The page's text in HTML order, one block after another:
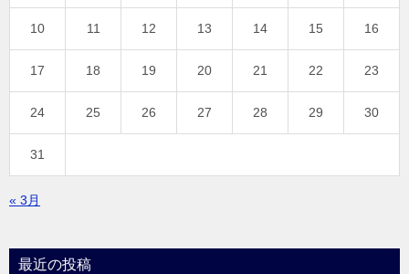
10 11 12 13 14 15 16
17 18 19 20 21 22 23
24 25 26 27 28 29 30
31
« 3月
最近の投稿